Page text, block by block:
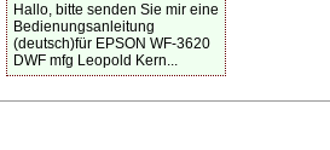
Hallo, bitte senden Sie mir eine
Bedienungsanleitung
(deutsch)für EPSON WF-3620
DWF mfg Leopold Kern...